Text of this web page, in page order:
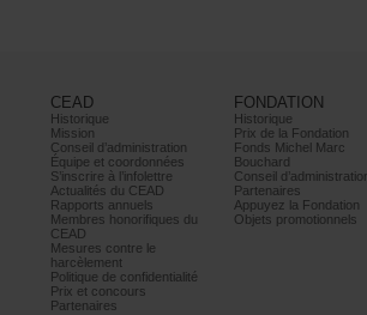
CEAD
Historique
Mission
Conseild’administration
Équipeetcoordonnées
S’inscrireàl’infolettre
ActualitésduCEAD
Rapportsannuels
Membreshonorifiquesdu
CEAD
Mesurescontrele
harcèlement
Politiquedeconfidentialité
Prixetconcours
Partenaires
FONDATION
Historique
PrixdelaFondation
FondsMichelMarc
Bouchard
Partenaires
AppuyezlaFondation
Objetspromotionnels